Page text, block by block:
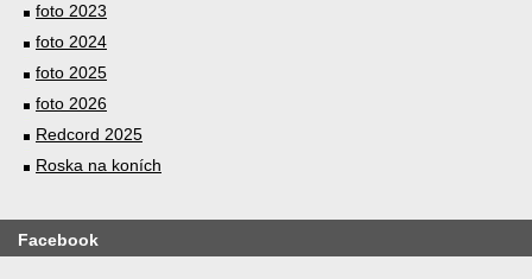
foto 2023
foto 2024
foto 2025
foto 2026
Redcord 2025
Roska na koních
Facebook